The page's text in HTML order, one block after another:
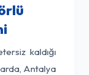
kaldığı
Antalya